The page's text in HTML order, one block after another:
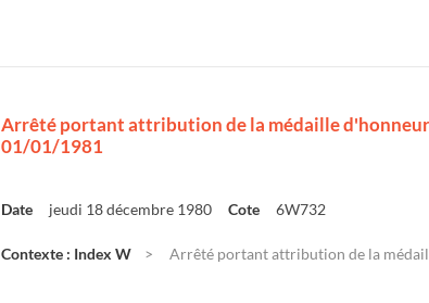
Arrêté portant attribution de la médaille
01/01/1981
Date jeudi 18 décembre 1980 Cote 6W732
Contexte : Index W Arrêté portant attribution de la